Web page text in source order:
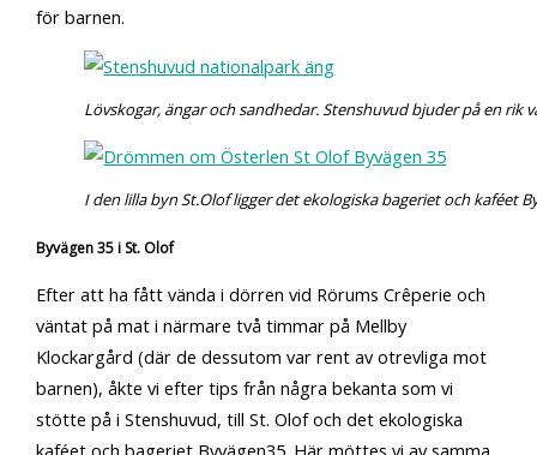
för barnen.
Lövskogar, ängar och sandhedar. Stenshuvud bjuder på en rik
I den lilla byn St.Olof ligger det ekologiska bageriet och kaféet
Byvägen 35 i St. Olof
Efter att ha fått vända i dörren vid Rörums Crêperie och
väntat på mat i närmare två timmar på Mellby
Klockargård (där de dessutom var rent av otrevliga mot
barnen), åkte vi efter tips från några bekanta som vi
stötte på i Stenshuvud, till St. Olof och det ekologiska